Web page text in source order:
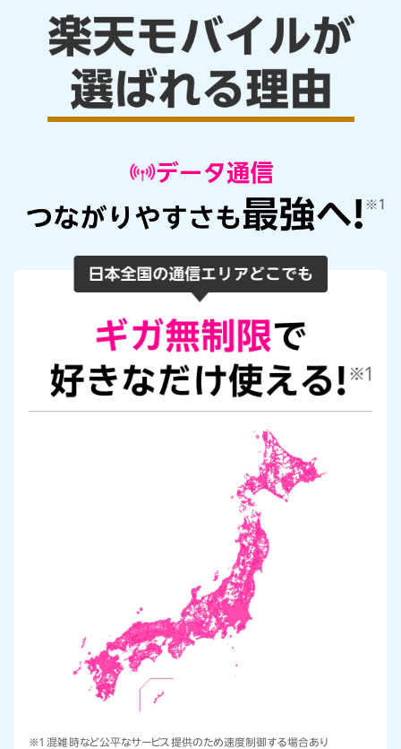
※1 混雑時など公平なサービス提供のため速度制御する場合あり